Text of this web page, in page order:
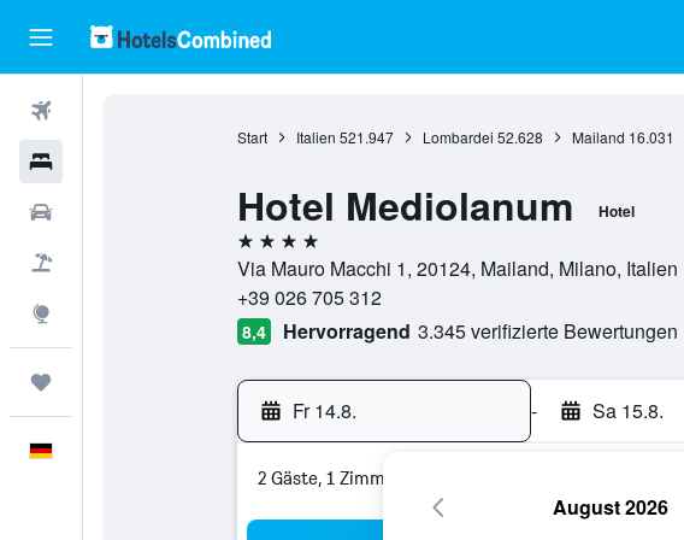
Start Italien 521.947 Lombardei 52.628 Mailand 16.031
Hotel Mediolanum Hotel
4 Sterne
Via Mauro Macchi 1, 20124, Mailand, Milano, Italien
+39 026 705 312
8,4 Hervorragend 3.345 verifizierte Bewertungen
Fr 14.8. - Sa 15.8.
2 Gäste, 1 Zimmer
August 2026